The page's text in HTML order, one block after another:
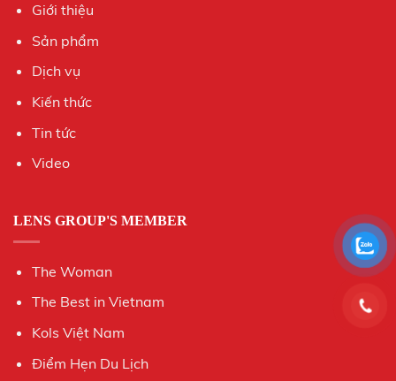
Giới thiệu
Sản phẩm
Dịch vụ
Kiến thức
Tin tức
Video
LENS GROUP'S MEMBER
The Woman
The Best in Vietnam
Kols Việt Nam
Điểm Hẹn Du Lịch